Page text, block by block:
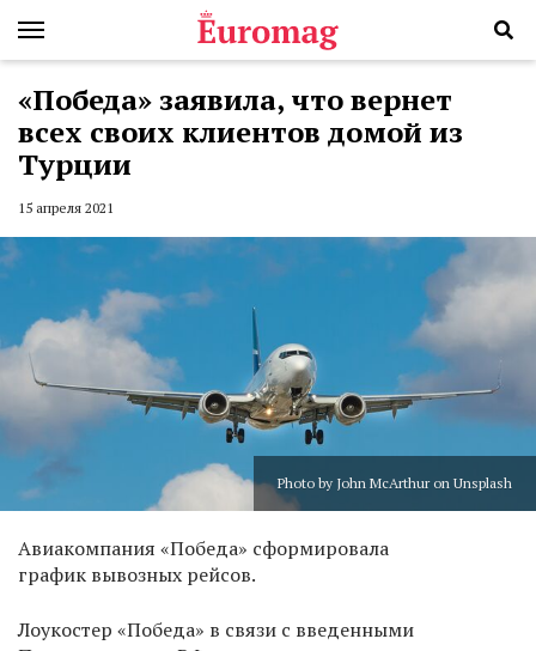
«Победа» заявила, что вернет
всех своих клиентов домой из
Турции
15 апреля 2021
Photo by John McArthur on Unsplash
Авиакомпания «Победа» сформировала
график вывозных рейсов.
Лоукостер «Победа» в связи с введенными